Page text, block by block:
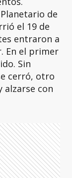
de
el 19 de
entraron a
En el primer
Sin
cerró, otro
con